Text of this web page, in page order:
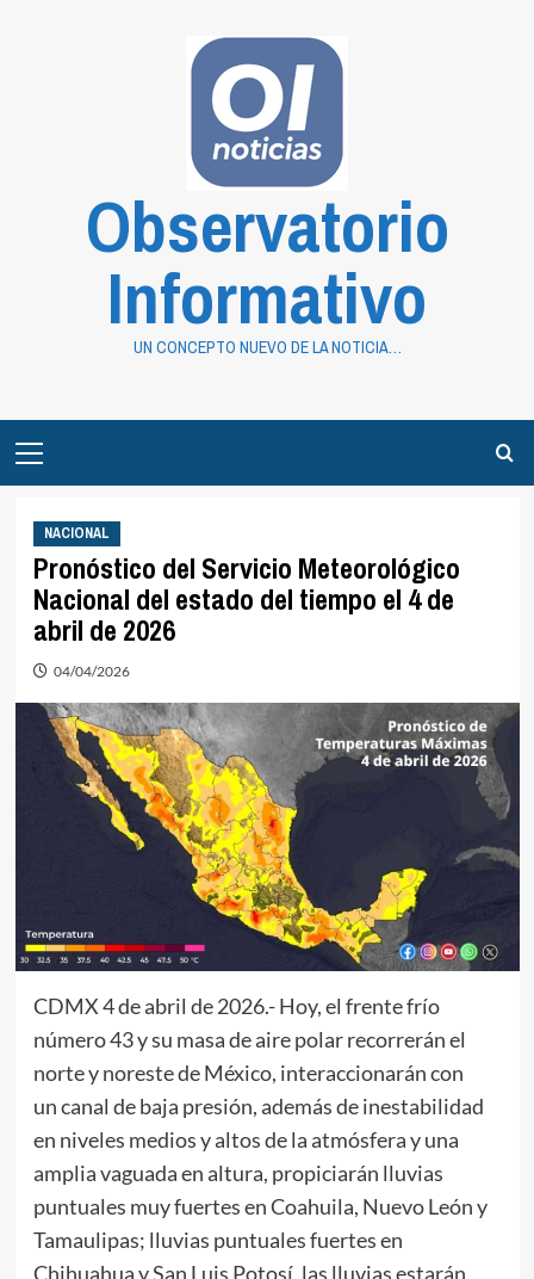
Observatorio
Informativo
UN CONCEPTO NUEVO DE LA NOTICIA…
Menu
NACIONAL
Pronóstico del Servicio Meteorológico
Nacional del estado del tiempo el 4 de
abril de 2026
04/04/2026
CDMX 4 de abril de 2026.- Hoy, el frente frío
número 43 y su masa de aire polar recorrerán el
norte y noreste de México, interaccionarán con
un canal de baja presión, además de inestabilidad
en niveles medios y altos de la atmósfera y una
amplia vaguada en altura, propiciarán lluvias
puntuales muy fuertes en Coahuila, Nuevo León y
Tamaulipas; lluvias puntuales fuertes en
Chihuahua y San Luis Potosí, las lluvias estarán